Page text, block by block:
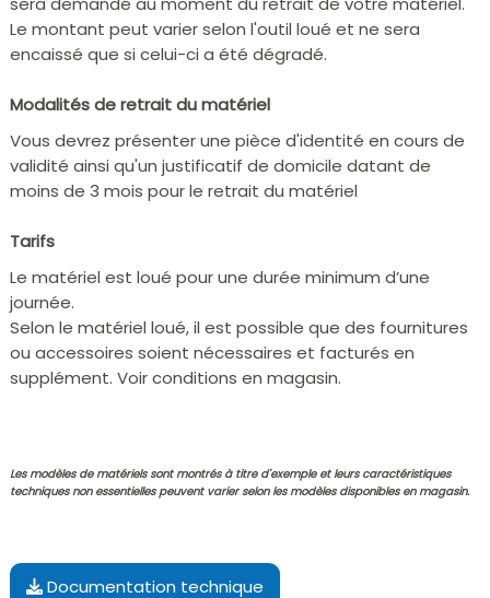
Le montant peut varier selon l'outil loué et ne sera
encaissé que si celui-ci a été dégradé.
Modalités de retrait du matériel
Vous devrez présenter une pièce d'identité en cours de
validité ainsi qu'un justificatif de domicile datant de
moins de 3 mois pour le retrait du matériel
Tarifs
Le matériel est loué pour une durée minimum d’une
journée.
Selon le matériel loué, il est possible que des fournitures
ou accessoires soient nécessaires et facturés en
supplément. Voir conditions en magasin.
Les modèles de matériels sont montrés à titre d'exemple et leurs caractéristiques
techniques non essentielles peuvent varier selon les modèles disponibles en magasin.
Documentation technique